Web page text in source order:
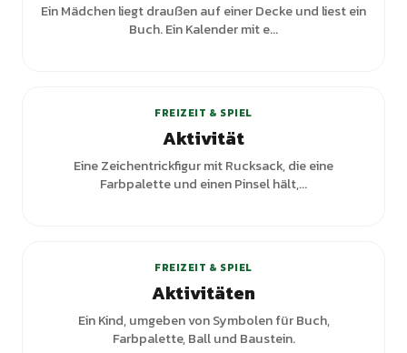
Ein Mädchen liegt draußen auf einer Decke und liest ein
Buch. Ein Kalender mit e...
FREIZEIT & SPIEL
Aktivität
Eine Zeichentrickfigur mit Rucksack, die eine
Farbpalette und einen Pinsel hält,...
FREIZEIT & SPIEL
Aktivitäten
Ein Kind, umgeben von Symbolen für Buch,
Farbpalette, Ball und Baustein.